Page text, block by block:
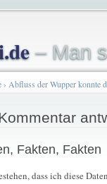
– Man
› Abfluss der Wupper konnte
Fakten, Fakten
dass ich diese